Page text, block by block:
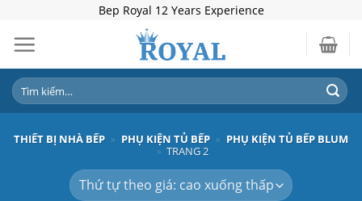
content
Bep Royal 12 Years Experience
Tìm
kiếm:
THIẾT BỊ NHÀ BẾP » PHỤ KIỆN TỦ BẾP » PHỤ KIỆN TỦ BẾP BLUM
» TRANG 2